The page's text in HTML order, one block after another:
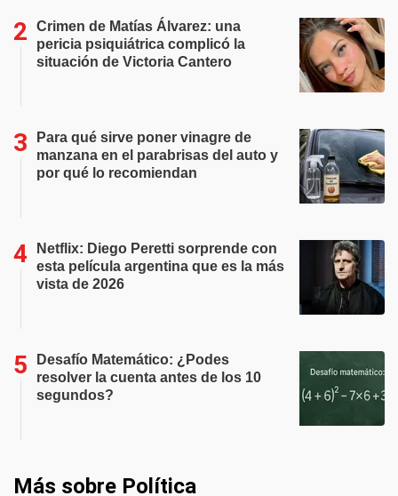
Crimen de Matías Álvarez: una
pericia psiquiátrica complicó la
situación de Victoria Cantero
Para qué sirve poner vinagre de
manzana en el parabrisas del auto y
por qué lo recomiendan
Netflix: Diego Peretti sorprende con
esta película argentina que es la más
vista de 2026
Desafío Matemático: ¿Podes
resolver la cuenta antes de los 10
segundos?
Más sobre Política